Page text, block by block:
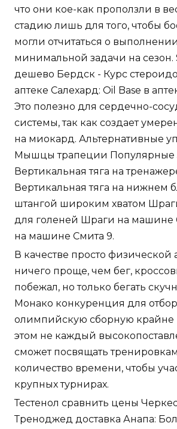
что они кое-как проползли в
стадию лишь для того, чтобы
могли отчитаться о выполнении
минимальной задачи на сезон.
дешево Бердск - Курс
аптеке Салехард: Oil Base в
Это полезно для сердечно-
системы, так как создает
на миокард. Альтернативные
Мышцы трапеции Популярные
Вертикальная тяга на
Вертикальная тяга на нижнем
штангой широким хватом
для голеней Шраги на машине
на машине Смита 9.
В качестве просто физической
ничего проще, чем бег,
побежал, но только бегать
Монако конкуренция для
олимпийскую сборную крайне
этом не каждый
сможет посвящать
количество времени, чтобы
крупных турнирах.
Тестенол сравнить цены
Треноджед доставка Анапа: